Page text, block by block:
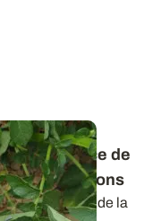
l’importance de
contaminations
le début de la